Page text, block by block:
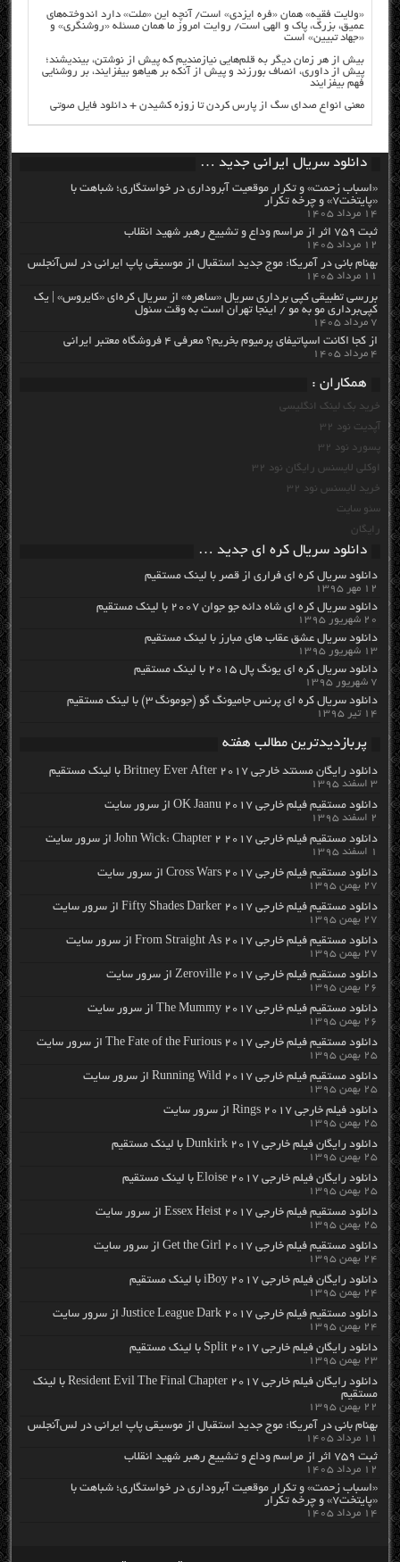
«ولایت فقیه» همان «فره ایزدی» است/ آنچه این «ملت» دارد اندوخته‌های
عمیق، بزرگ، پاک و الهی است/ روایت امروز ما همان مسئله «روشنگری» و
«جهاد تبیین» است
بیش از هر زمان دیگر به قلم‌هایی نیازمندیم که پیش از نوشتن، بیندیشند؛
پیش از داوری، انصاف بورزند و پیش از آنکه بر هیاهو بیفزایند، بر روشنایی
فهم بیفزایند
معنی انواع صدای سگ از پارس کردن تا زوزه کشیدن + دانلود فایل صوتی
دانلود سریال ایرانی جدید …
«اسباب زحمت» و تکرار موقعیت آبروداری در خواستگاری؛ شباهت با
«پایتخت۷» و چرخه تکرار
۱۴ مرداد ۱۴۰۵
ثبت ۷۵۹ اثر از مراسم وداع و تشییع رهبر شهید انقلاب
۱۲ مرداد ۱۴۰۵
بهنام بانی در آمریکا: موج جدید استقبال از موسیقی پاپ ایرانی در لس‌آنجلس
۱۱ مرداد ۱۴۰۵
بررسی تطبیقی کپی برداری سریال «ساهره» از سریال کره‌ای «کایروس» | یک
کپی‌برداری مو به مو / اینجا تهران است به وقت سئول
۷ مرداد ۱۴۰۵
از کجا اکانت اسپاتیفای پرمیوم بخریم؟ معرفی ۴ فروشگاه معتبر ایرانی
۴ مرداد ۱۴۰۵
همکاران :
خرید بک لینک انگلیسی
آپدیت نود 32
پسورد نود 32
اوکلی لایسنس رایگان نود 32
خرید لایسنس نود 32
سئو سایت
رایگان
دانلود سریال کره ای جدید …
دانلود سریال کره ای فراری از قصر با لینک مستقیم
۱۲ مهر ۱۳۹۵
دانلود سریال کره ای شاه دائه جو جوان ۲۰۰۷ با لینک مستقیم
۲۰ شهریور ۱۳۹۵
دانلود سریال عشق عقاب های مبارز با لینک مستقیم
۱۳ شهریور ۱۳۹۵
دانلود سریال کره ای یونگ پال ۲۰۱۵ با لینک مستقیم
۷ شهریور ۱۳۹۵
دانلود سریال کره ای پرنس جامیونگ گو (جومونگ ۳) با لینک مستقیم
۱۴ تیر ۱۳۹۵
پربازدیدترین مطالب هفته
دانلود رایگان مسنتد خارجی Britney Ever After 2017 با لینک مستقیم
۳ اسفند ۱۳۹۵
دانلود مستقیم فیلم خارجی OK Jaanu 2017 از سرور سایت
۲ اسفند ۱۳۹۵
دانلود مستقیم فیلم خارجی John Wick: Chapter 2 2017 از سرور سایت
۱ اسفند ۱۳۹۵
دانلود مستقیم فیلم خارجی Cross Wars 2017 از سرور سایت
۲۷ بهمن ۱۳۹۵
دانلود مستقیم فیلم خارجی Fifty Shades Darker 2017 از سرور سایت
۲۷ بهمن ۱۳۹۵
دانلود مستقیم فیلم خارجی From Straight As 2017 از سرور سایت
۲۷ بهمن ۱۳۹۵
دانلود مستقیم فیلم خارجی Zeroville 2017 از سرور سایت
۲۶ بهمن ۱۳۹۵
دانلود مستقیم فیلم خارجی The Mummy 2017 از سرور سایت
۲۶ بهمن ۱۳۹۵
دانلود مستقیم فیلم خارجی The Fate of the Furious 2017 از سرور سایت
۲۵ بهمن ۱۳۹۵
دانلود مستقیم فیلم خارجی Running Wild 2017 از سرور سایت
۲۵ بهمن ۱۳۹۵
دانلود فیلم خارجی Rings 2017 از سرور سایت
۲۵ بهمن ۱۳۹۵
دانلود رایگان فیلم خارجی Dunkirk 2017 با لینک مستقیم
۲۵ بهمن ۱۳۹۵
دانلود رایگان فیلم خارجی Eloise 2017 با لینک مستقیم
۲۵ بهمن ۱۳۹۵
دانلود مستقیم فیلم خارجی Essex Heist 2017 از سرور سایت
۲۵ بهمن ۱۳۹۵
دانلود مستقیم فیلم خارجی Get the Girl 2017 از سرور سایت
۲۴ بهمن ۱۳۹۵
دانلود رایگان فیلم خارجی iBoy 2017 با لینک مستقیم
۲۴ بهمن ۱۳۹۵
دانلود مستقیم فیلم خارجی Justice League Dark 2017 از سرور سایت
۲۴ بهمن ۱۳۹۵
دانلود رایگان فیلم خارجی Split 2017 با لینک مستقیم
۲۳ بهمن ۱۳۹۵
دانلود رایگان فیلم خارجی Resident Evil The Final Chapter 2017 با لینک
مستقیم
۲۲ بهمن ۱۳۹۵
بهنام بانی در آمریکا: موج جدید استقبال از موسیقی پاپ ایرانی در لس‌آنجلس
۱۱ مرداد ۱۴۰۵
ثبت ۷۵۹ اثر از مراسم وداع و تشییع رهبر شهید انقلاب
۱۲ مرداد ۱۴۰۵
«اسباب زحمت» و تکرار موقعیت آبروداری در خواستگاری؛ شباهت با
«پایتخت۷» و چرخه تکرار
۱۴ مرداد ۱۴۰۵